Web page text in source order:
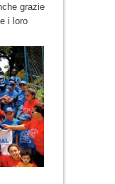
grazie
i loro